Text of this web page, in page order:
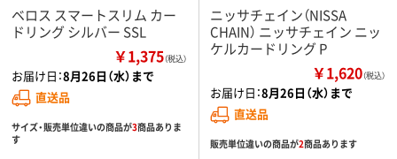
ベロス スマートスリム カー
ドリング シルバー SSL
￥1,375（税込）
お届け日：8月26日（水）まで
直送品
サイズ・販売単位違いの商品が3商品ありま
す
ニッサチェイン（NISSA
CHAIN） ニッサチェイン ニッ
ケルカードリング P
￥1,620（税込）
お届け日：8月26日（水）まで
直送品
販売単位違いの商品が2商品あります